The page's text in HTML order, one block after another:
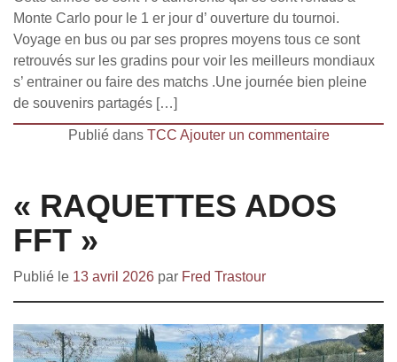
Monte Carlo pour le 1 er jour d’ ouverture du tournoi.
Voyage en bus ou par ses propres moyens tous ce sont
retrouvés sur les gradins pour voir les meilleurs mondiaux
s’ entrainer ou faire des matchs .Une journée bien pleine
de souvenirs partagés […]
Publié dans TCC Ajouter un commentaire
« RAQUETTES ADOS
FFT »
Publié le 13 avril 2026 par Fred Trastour